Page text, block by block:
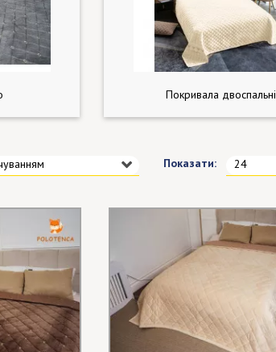
Покривала двоспальні
Показати: 24